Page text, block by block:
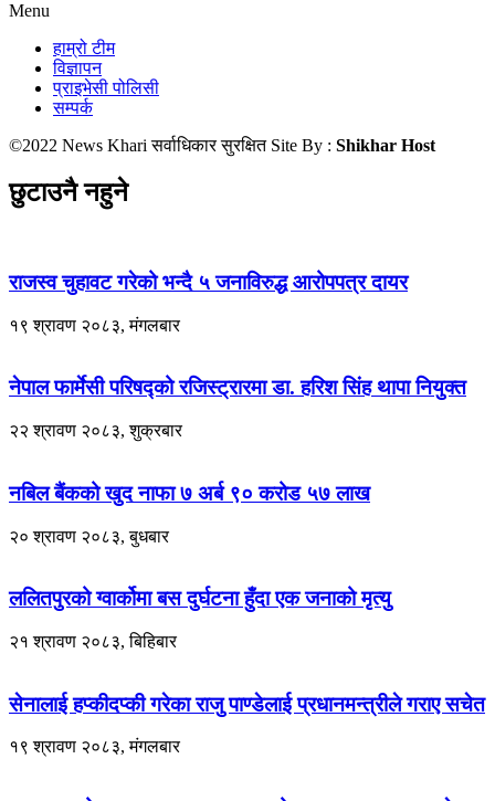
Menu
हाम्रो टीम
विज्ञापन
प्राइभेसी पोलिसी
सम्पर्क
©2022 News Khari सर्वाधिकार सुरक्षित Site By : Shikhar Host
छुटाउनै नहुने
राजस्व चुहावट गरेको भन्दै ५ जनाविरुद्ध आरोपपत्र दायर
१९ श्रावण २०८३, मंगलबार
नेपाल फार्मेसी परिषद्को रजिस्ट्रारमा डा. हरिश सिंह थापा नियुक्त
२२ श्रावण २०८३, शुक्रबार
नबिल बैंकको खुद नाफा ७ अर्ब ९० करोड ५७ लाख
२० श्रावण २०८३, बुधबार
ललितपुरको ग्वार्कोमा बस दुर्घटना हुँदा एक जनाको मृत्यु
२१ श्रावण २०८३, बिहिबार
सेनालाई हप्कीदप्की गरेका राजु पाण्डेलाई प्रधानमन्त्रीले गराए सचेत
१९ श्रावण २०८३, मंगलबार